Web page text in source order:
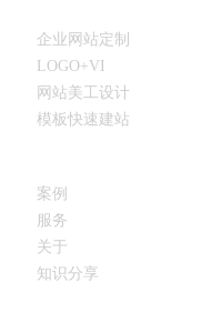
企业网站定制
LOGO+VI
网站美工设计
模板快速建站
案例
服务
关于
知识分享